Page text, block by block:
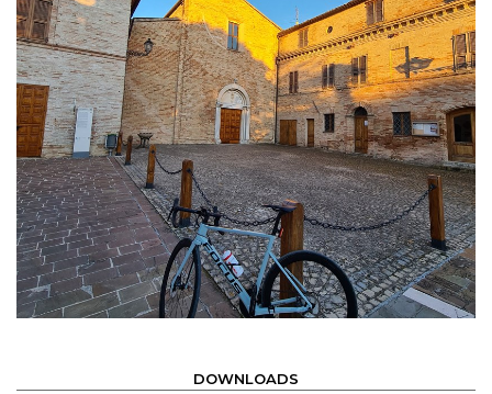
DOWNLOADS